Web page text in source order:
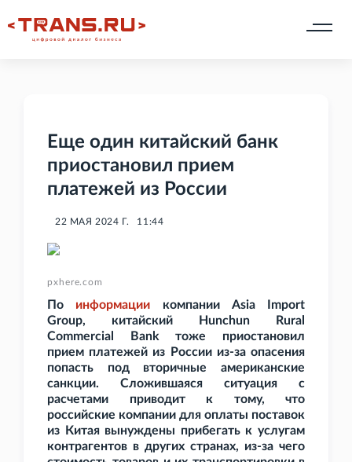
Еще один китайский банк
приостановил прием
платежей из России
22 МАЯ 2024 Г. 11:44
pxhere.com
По информации компании Asia Import
Group, китайский Hunchun Rural
Commercial Bank тоже приостановил
прием платежей из России из-за опасения
попасть под вторичные американские
санкции. Сложившаяся ситуация с
расчетами приводит к тому, что
российские компании для оплаты поставок
из Китая вынуждены прибегать к услугам
контрагентов в других странах, из-за чего